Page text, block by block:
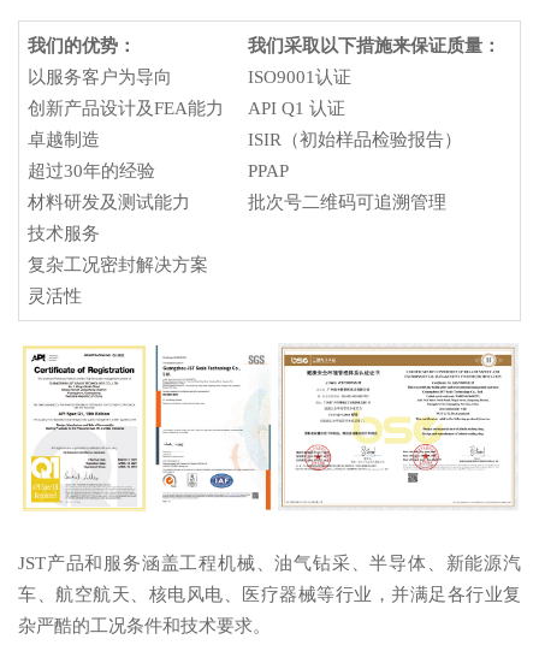
我们的优势：
以服务客户为导向
创新产品设计及FEA能力
卓越制造
超过30年的经验
材料研发及测试能力
技术服务
复杂工况密封解决方案
灵活性
我们采取以下措施来保证质量：
ISO9001认证
API Q1 认证
ISIR（初始样品检验报告）
PPAP
批次号二维码可追溯管理
JST产品和服务涵盖工程机械、油气钻采、半导体、新能源汽
车、航空航天、核电风电、医疗器械等行业，并满足各行业复
杂严酷的工况条件和技术要求。